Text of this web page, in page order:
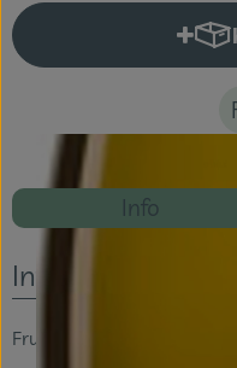
Veranstaltungen
#76504
Info
Entdecke
Info
Fruchtig-markante